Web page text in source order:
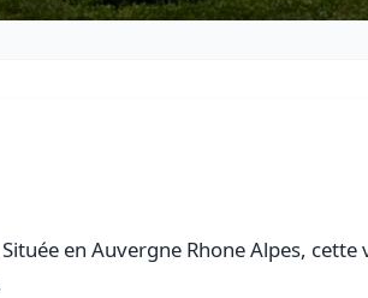
en Auvergne Rhone Alpes,